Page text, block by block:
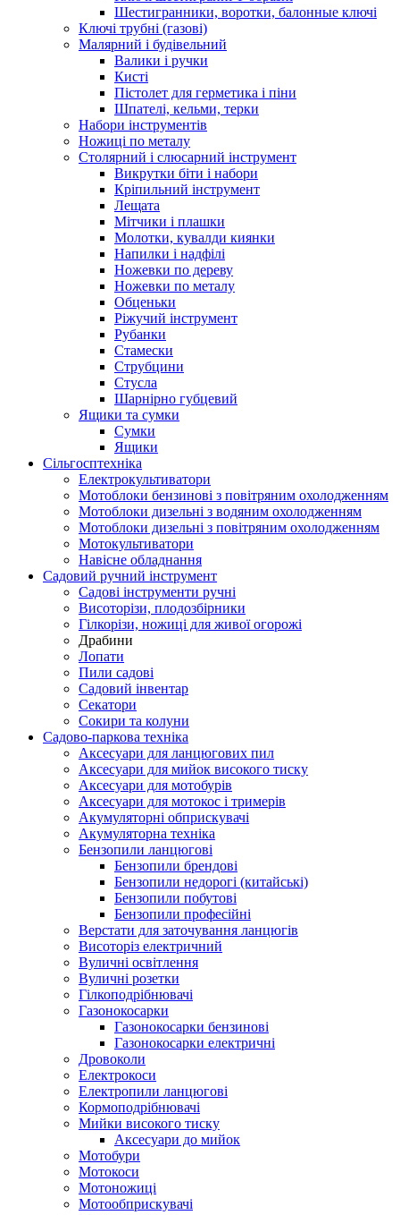
Шестигранники, воротки, балонные ключі
Ключі трубні (газові)
Малярний і будівельний
Валики і ручки
Кисті
Пістолет для герметика і піни
Шпателі, кельми, терки
Набори інструментів
Ножиці по металу
Столярний і слюсарний інструмент
Викрутки біти і набори
Кріпильний інструмент
Лещата
Мітчики і плашки
Молотки, кувалди киянки
Напилки і надфілі
Ножевки по дереву
Ножевки по металу
Обценьки
Ріжучий інструмент
Рубанки
Стамески
Струбцини
Стусла
Шарнірно губцевий
Ящики та сумки
Сумки
Ящики
Сільгосптехніка
Електрокультиватори
Мотоблоки бензинові з повітряним охолодженням
Мотоблоки дизельні з водяним охолодженням
Мотоблоки дизельні з повітряним охолодженням
Мотокультиватори
Навісне обладнання
Садовий ручний інструмент
Cадові інструменти ручні
Висоторізи, плодозбірники
Гілкорізи, ножиці для живої огорожі
Драбини
Лопати
Пили садові
Садовий інвентар
Секатори
Сокири та колуни
Садово-паркова техніка
Аксесуари для ланцюгових пил
Аксесуари для мийок високого тиску
Аксесуари для мотобурів
Аксесуари для мотокос і тримерів
Акумуляторні обприскувачі
Акумуляторна техніка
Бензопили ланцюгові
Бензопили брендові
Бензопили недорогі (китайські)
Бензопили побутові
Бензопили професійні
Верстати для заточування ланцюгів
Висоторіз електричний
Вуличні освітлення
Вуличні розетки
Гілкоподрібнювачі
Газонокосарки
Газонокосарки бензинові
Газонокосарки електричні
Дровоколи
Електрокоси
Електропили ланцюгові
Кормоподрібнювачі
Мийки високого тиску
Аксесуари до мийок
Мотобури
Мотокоси
Мотоножиці
Мотообприскувачі